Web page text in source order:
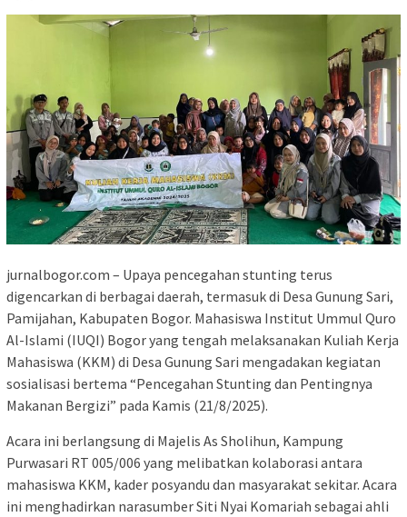
jurnalbogor.com – Upaya pencegahan stunting terus
digencarkan di berbagai daerah, termasuk di Desa Gunung Sari,
Pamijahan, Kabupaten Bogor. Mahasiswa Institut Ummul Quro
Al-Islami (IUQI) Bogor yang tengah melaksanakan Kuliah Kerja
Mahasiswa (KKM) di Desa Gunung Sari mengadakan kegiatan
sosialisasi bertema “Pencegahan Stunting dan Pentingnya
Makanan Bergizi” pada Kamis (21/8/2025).
Acara ini berlangsung di Majelis As Sholihun, Kampung
Purwasari RT 005/006 yang melibatkan kolaborasi antara
mahasiswa KKM, kader posyandu dan masyarakat sekitar. Acara
ini menghadirkan narasumber Siti Nyai Komariah sebagai ahli